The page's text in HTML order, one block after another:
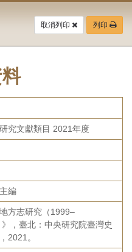
取消列印 列印
究文獻類目 2021年度
編
地方志研究（1999–
，臺北：中央研究院臺灣史
2021。